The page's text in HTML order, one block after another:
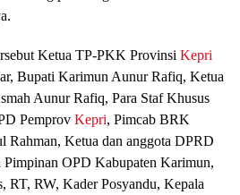
Ketua TP-PKK Provinsi Kepri
Bupati Karimun Aunur Rafiq, Ketua
Aunur Rafiq, Para Staf Khusus
Pemprov Kepri, Pimcab BRK
Rahman, Ketua dan anggota DPRD
OPD Kabupaten Karimun,
RT, RW, Kader Posyandu, Kepala